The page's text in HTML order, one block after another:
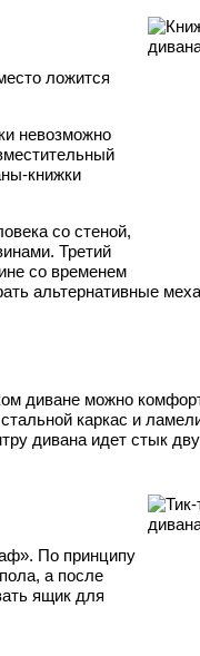
ложится
невозможно
книжки
со стеной,
Третий
со временем
альтернативные
диване можно
каркас и
дивана идет стык
По принципу
а после
ящик для